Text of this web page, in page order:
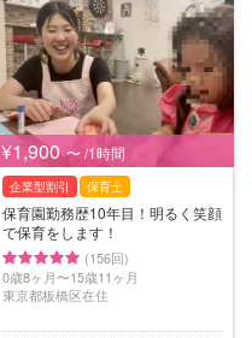
¥1,900 〜 /1時間
企業型割引 保育士
保育園勤務歴10年目！明るく笑顔
で保育をします！
(156回)
0歳8ヶ月〜15歳11ヶ月
東京都板橋区在住